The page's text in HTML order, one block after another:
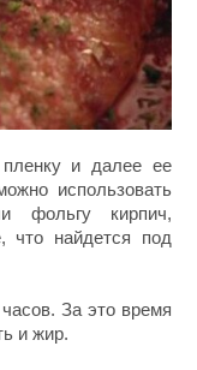
и далее ее
использовать
фольгу кирпич,
что найдется под
За это время
и жир.